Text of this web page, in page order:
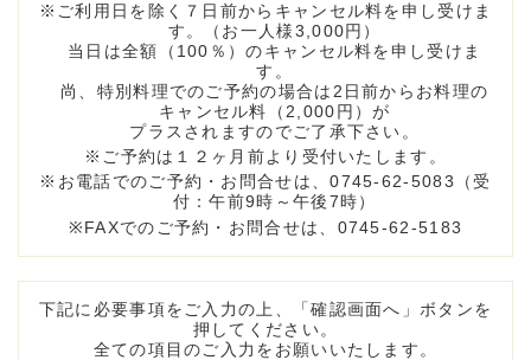
ご利用日を除く７日前からキャンセル料を申し受けま
す。（お一人様3,000円）
当日は全額（100％）のキャンセル料を申し受けま
す。
尚、特別料理でのご予約の場合は2日前からお料理の
キャンセル料（2,000円）が
プラスされますのでご了承下さい。
ご予約は１２ヶ月前より受付いたします。
お電話でのご予約・お問合せは、0745-62-5083（受
付：午前9時～午後7時）
FAXでのご予約・お問合せは、0745-62-5183
下記に必要事項をご入力の上、「確認画面へ」ボタンを
押してください。
全ての項目のご入力をお願いいたします。